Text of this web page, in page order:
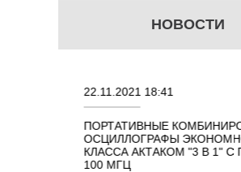
НОВОСТИ
22.11.2021 18:41
ПОРТАТИВНЫЕ
ОСЦИЛЛОГРАФЫ
КЛАССА АКТАКОМ "3 В 1"
100 МГЦ